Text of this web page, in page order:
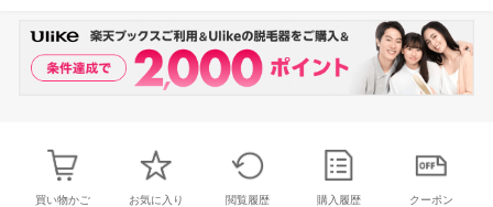
買い物かご お気に入り 閲覧履歴 購入履歴 クーポン